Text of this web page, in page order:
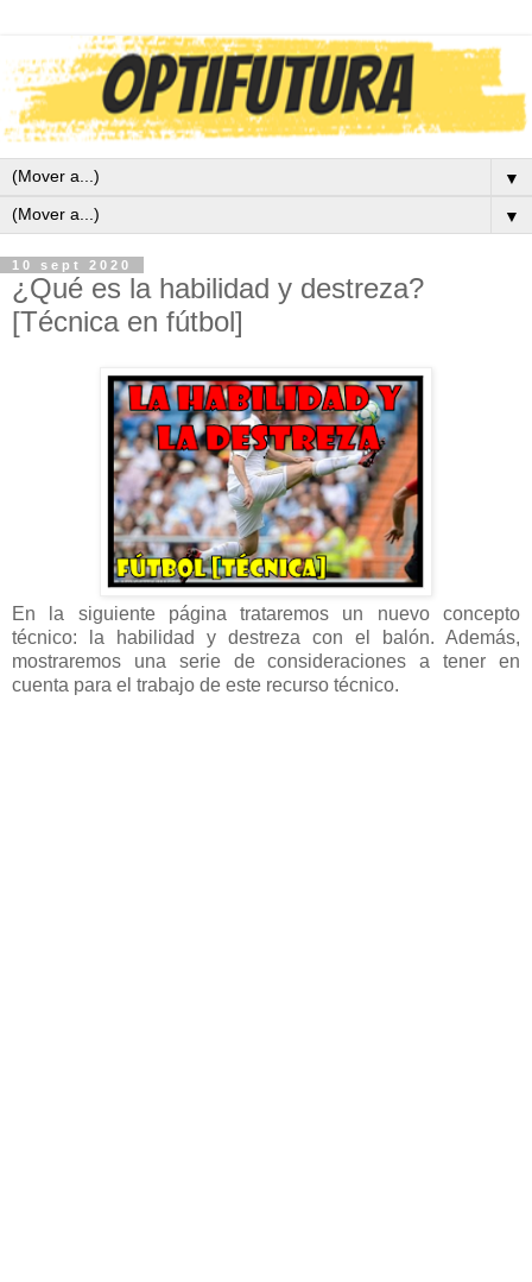
▼
▼
10 sept 2020
¿Qué es la habilidad y destreza?
[Técnica en fútbol]
En la siguiente página trataremos un nuevo concepto
técnico: la habilidad y destreza con el balón. Además,
mostraremos una serie de consideraciones a tener en
cuenta para el trabajo de este recurso técnico.